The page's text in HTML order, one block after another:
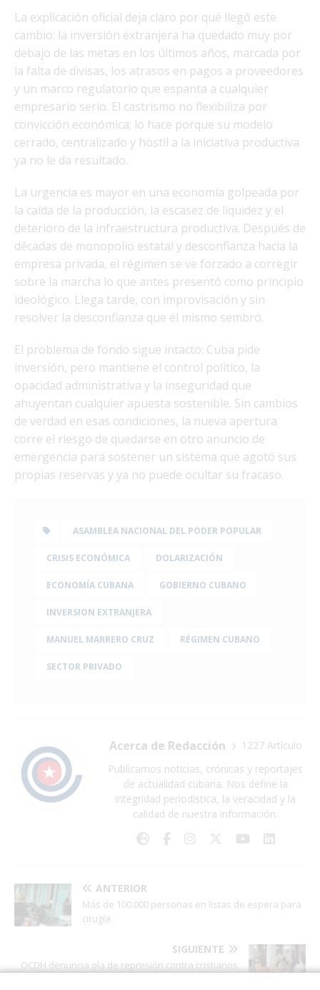
La explicación oficial deja claro por qué llegó este
cambio: la inversión extranjera ha quedado muy por
debajo de las metas en los últimos años, marcada por
la falta de divisas, los atrasos en pagos a proveedores
y un marco regulatorio que espanta a cualquier
empresario serio. El castrismo no flexibiliza por
convicción económica; lo hace porque su modelo
cerrado, centralizado y hostil a la iniciativa productiva
ya no le da resultado.
La urgencia es mayor en una economía golpeada por
la caída de la producción, la escasez de liquidez y el
deterioro de la infraestructura productiva. Después de
décadas de monopolio estatal y desconfianza hacia la
empresa privada, el régimen se ve forzado a corregir
sobre la marcha lo que antes presentó como principio
ideológico. Llega tarde, con improvisación y sin
resolver la desconfianza que él mismo sembró.
El problema de fondo sigue intacto: Cuba pide
inversión, pero mantiene el control político, la
opacidad administrativa y la inseguridad que
ahuyentan cualquier apuesta sostenible. Sin cambios
de verdad en esas condiciones, la nueva apertura
corre el riesgo de quedarse en otro anuncio de
emergencia para sostener un sistema que agotó sus
propias reservas y ya no puede ocultar su fracaso.
ASAMBLEA NACIONAL DEL PODER POPULAR
CRISIS ECONÓMICA DOLARIZACIÓN
ECONOMÍA CUBANA GOBIERNO CUBANO
INVERSION EXTRANJERA
MANUEL MARRERO CRUZ RÉGIMEN CUBANO
SECTOR PRIVADO
Acerca de Redacción
1227 Artículo
Publicamos noticias, crónicas y reportajes
de actualidad cubana. Nos define la
integridad periodística, la veracidad y la
calidad de nuestra información.
ANTERIOR
Más de 100.000 personas en listas de espera para
cirugía
SIGUIENTE
OCDH denuncia ola de represión contra cristianos